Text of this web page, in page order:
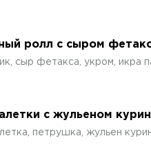
ролл с сыром
сыр фетакса, укром, икра
с жульеном
петрушка, жульен